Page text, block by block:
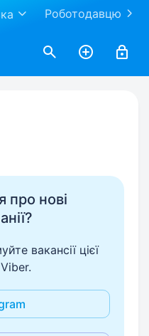
Роботодавцю
про нові
вакансії цієї